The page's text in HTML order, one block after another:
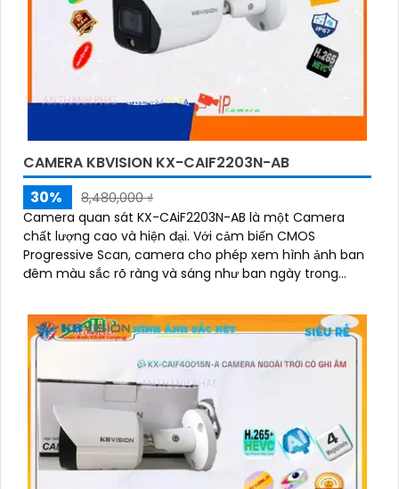
CAMERA KBVISION KX-CAIF2203N-AB
30%
8,480,000 ₫
Camera quan sát KX-CAiF2203N-AB là một Camera
chất lượng cao và hiện đại. Với cảm biến CMOS
Progressive Scan, camera cho phép xem hình ảnh ban
đêm màu sắc rõ ràng và sáng như ban ngày trong